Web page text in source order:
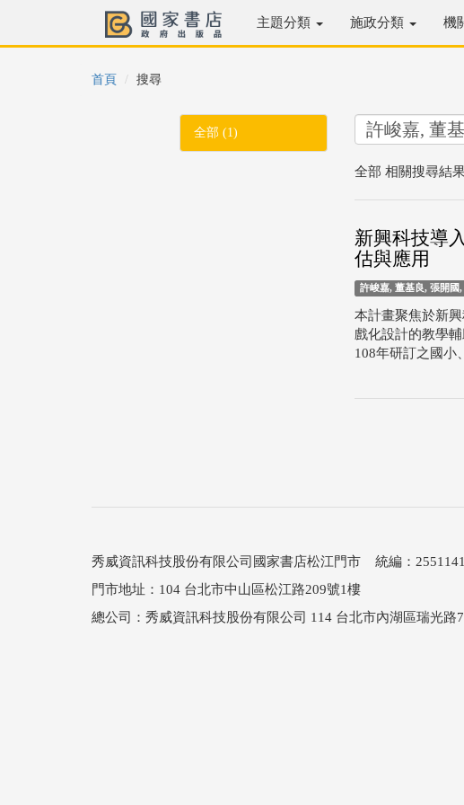
主題分類 施政分類 機
首頁 搜尋
全部 (1)
全部 相關搜尋結
新興科技導
估與應用
許峻嘉, 董基良, 張開國
本計畫聚焦於新
戲化設計的教學
108年研訂之國小
秀威資訊科技股份有限公司國家書店松江門市 統編：
門市地址：104 台北市中山區松江路209號1樓
總公司：秀威資訊科技股份有限公司 114 台北市內湖區瑞光路